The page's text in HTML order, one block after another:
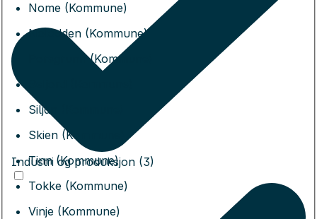
Nome (Kommune)
Notodden (Kommune)
Porsgrunn (Kommune)
Siljan (Kommune)
Skien (Kommune)
Tinn (Kommune)
Tokke (Kommune)
Vinje (Kommune)
Industri og produksjon (3)